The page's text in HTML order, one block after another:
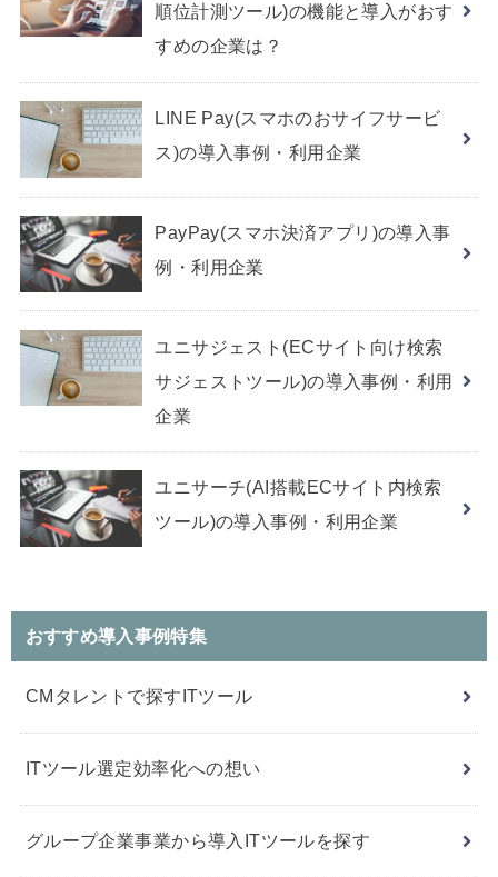
順位計測ツール)の機能と導入がおす
すめの企業は？
LINE Pay(スマホのおサイフサービ
ス)の導入事例・利用企業
PayPay(スマホ決済アプリ)の導入事
例・利用企業
ユニサジェスト(ECサイト向け検索
サジェストツール)の導入事例・利用
企業
ユニサーチ(AI搭載ECサイト内検索
ツール)の導入事例・利用企業
おすすめ導入事例特集
CMタレントで探すITツール
ITツール選定効率化への想い
グループ企業事業から導入ITツールを探す